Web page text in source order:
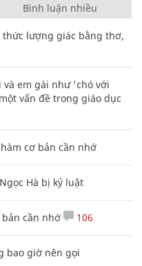
Bình luận nhiều
thức lượng giác bằng thơ,
em gái như 'chó với
vấn đề trong giáo dục
cơ bản cần nhớ
Hà bị kỷ luật
bản cần nhớ 106
bao giờ nên gọi